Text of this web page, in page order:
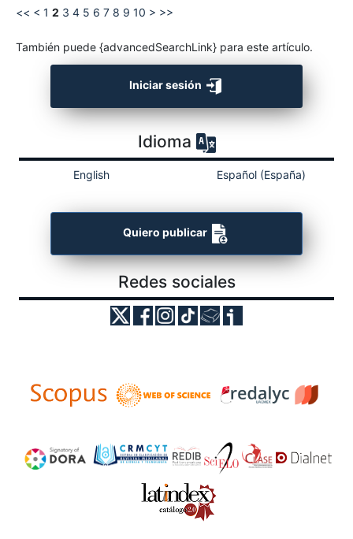
<< < 1 2 3 4 5 6 7 8 9 10 > >>
También puede {advancedSearchLink} para este artículo.
Iniciar sesión
Idioma
English Español (España)
Quiero publicar
Redes sociales